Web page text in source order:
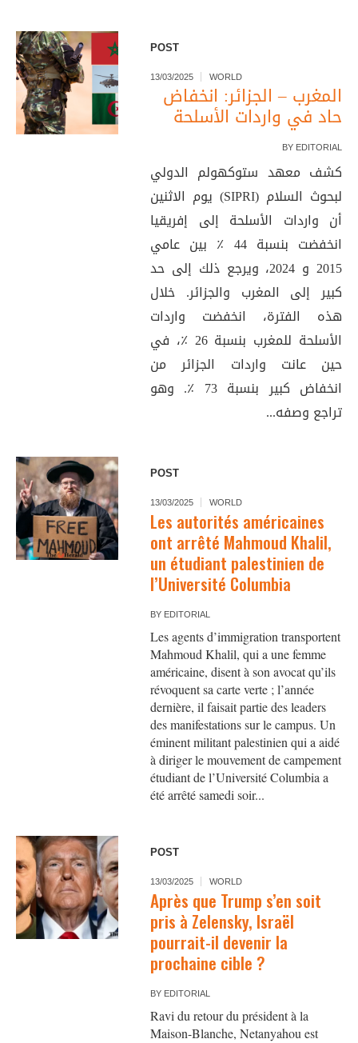
POST
13/03/2025 WORLD
المغرب – الجزائر: انخفاض
حاد في واردات الأسلحة
BY EDITORIAL
كشف معهد ستوكهولم الدولي
لبحوث السلام (SIPRI) يوم الاثنين
أن واردات الأسلحة إلى إفريقيا
انخفضت بنسبة 44 ٪ بين عامي
2015 و 2024، ويرجع ذلك إلى حد
كبير إلى المغرب والجزائر. خلال
هذه الفترة، انخفضت واردات
الأسلحة للمغرب بنسبة 26 ٪، في
حين عانت واردات الجزائر من
انخفاض كبير بنسبة 73 ٪. وهو
تراجع وصفه...
POST
13/03/2025 WORLD
Les autorités américaines
ont arrêté Mahmoud Khalil,
un étudiant palestinien de
l’Université Columbia
BY EDITORIAL
Les agents d’immigration transportent
Mahmoud Khalil, qui a une femme
américaine, disent à son avocat qu’ils
révoquent sa carte verte ; l’année
dernière, il faisait partie des leaders
des manifestations sur le campus. Un
éminent militant palestinien qui a aidé
à diriger le mouvement de campement
étudiant de l’Université Columbia a
été arrêté samedi soir...
POST
13/03/2025 WORLD
Après que Trump s’en soit
pris à Zelensky, Israël
pourrait-il devenir la
prochaine cible ?
BY EDITORIAL
Ravi du retour du président à la
Maison-Blanche, Netanyahou est